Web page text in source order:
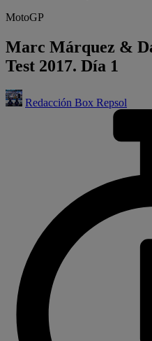
MotoGP
Marc Márquez &
Test 2017. Día 1
Redacción Box Repsol